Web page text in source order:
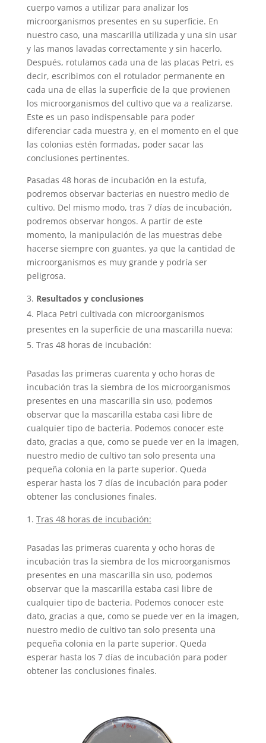
cuerpo vamos a utilizar para analizar los
microorganismos presentes en su superficie. En
nuestro caso, una mascarilla utilizada y una sin usar
y las manos lavadas correctamente y sin hacerlo.
Después, rotulamos cada una de las placas Petri, es
decir, escribimos con el rotulador permanente en
cada una de ellas la superficie de la que provienen
los microorganismos del cultivo que va a realizarse.
Este es un paso indispensable para poder
diferenciar cada muestra y, en el momento en el que
las colonias estén formadas, poder sacar las
conclusiones pertinentes.
Pasadas 48 horas de incubación en la estufa,
podremos observar bacterias en nuestro medio de
cultivo. Del mismo modo, tras 7 días de incubación,
podremos observar hongos. A partir de este
momento, la manipulación de las muestras debe
hacerse siempre con guantes, ya que la cantidad de
microorganismos es muy grande y podría ser
peligrosa.
Resultados y conclusiones
Placa Petri cultivada con microorganismos
presentes en la superficie de una mascarilla nueva:
Tras 48 horas de incubación:
Pasadas las primeras cuarenta y ocho horas de
incubación tras la siembra de los microorganismos
presentes en una mascarilla sin uso, podemos
observar que la mascarilla estaba casi libre de
cualquier tipo de bacteria. Podemos conocer este
dato, gracias a que, como se puede ver en la imagen,
nuestro medio de cultivo tan solo presenta una
pequeña colonia en la parte superior. Queda
esperar hasta los 7 días de incubación para poder
obtener las conclusiones finales.
Tras 48 horas de incubación:
Pasadas las primeras cuarenta y ocho horas de
incubación tras la siembra de los microorganismos
presentes en una mascarilla sin uso, podemos
observar que la mascarilla estaba casi libre de
cualquier tipo de bacteria. Podemos conocer este
dato, gracias a que, como se puede ver en la imagen,
nuestro medio de cultivo tan solo presenta una
pequeña colonia en la parte superior. Queda
esperar hasta los 7 días de incubación para poder
obtener las conclusiones finales.